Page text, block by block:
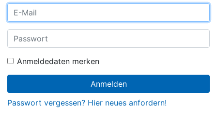
Anmeldedaten merken
Anmelden
Passwort vergessen? Hier neues anfordern!